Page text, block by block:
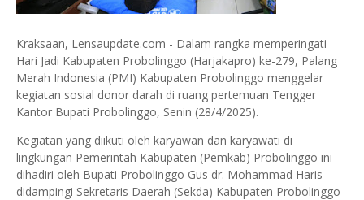
Kraksaan, Lensaupdate.com - Dalam rangka memperingati
Hari Jadi Kabupaten Probolinggo (Harjakapro) ke-279, Palang
Merah Indonesia (PMI) Kabupaten Probolinggo menggelar
kegiatan sosial donor darah di ruang pertemuan Tengger
Kantor Bupati Probolinggo, Senin (28/4/2025).
Kegiatan yang diikuti oleh karyawan dan karyawati di
lingkungan Pemerintah Kabupaten (Pemkab) Probolinggo ini
dihadiri oleh Bupati Probolinggo Gus dr. Mohammad Haris
didampingi Sekretaris Daerah (Sekda) Kabupaten Probolinggo